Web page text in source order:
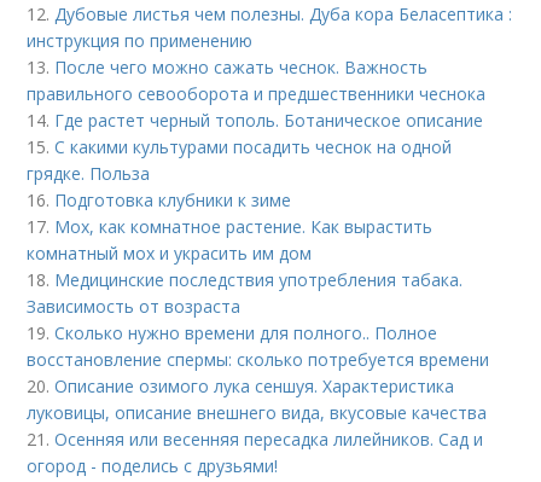
12. Дубовые листья чем полезны. Дуба кора Беласептика :
инструкция по применению
13. После чего можно сажать чеснок. Важность
правильного севооборота и предшественники чеснока
14. Где растет черный тополь. Ботаническое описание
15.С какими культурами посадить чеснок на одной
грядке. Польза
16. Подготовка клубники к зиме
17. Мох, как комнатное растение. Как вырастить
комнатный мох и украсить им дом
18. Медицинские последствия употребления табака.
Зависимость от возраста
19.Сколько нужно времени для полного.. Полное
восстановление спермы: сколько потребуется времени
20.Описание озимого лука сеншуя. Характеристика
луковицы, описание внешнего вида, вкусовые качества
21.Осенняя или весенняя пересадка лилейников. Сад и
огород - поделись с друзьями!